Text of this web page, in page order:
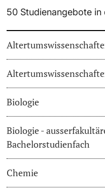
Informationen,
Studienberatung
Studienfachberatung
Im Studium
Vorlesungsverzeichnis
Weiterbildung
Universität
50 Studienangebote in
Biologie
Biologie -
Bachelorstudienfach
Chemie